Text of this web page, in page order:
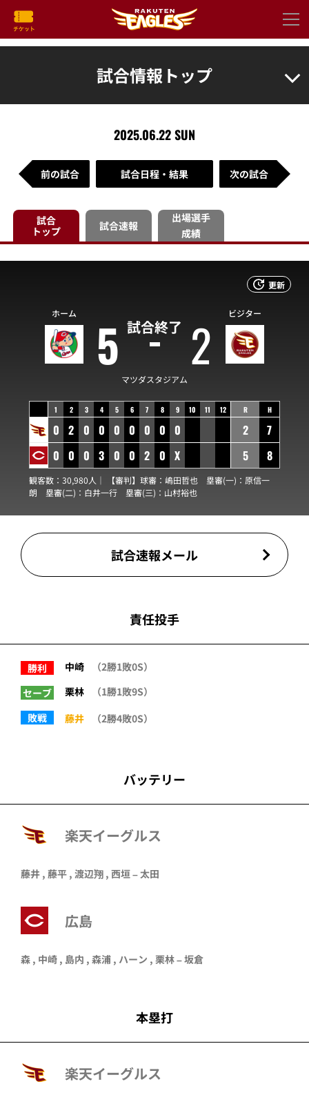
試合情報トップ
2025.06.22 SUN
前の試合 試合日程・結果 次の試合
試合
トップ
試合速報
出場選手
成績
更新
試合終了
ホーム 5 2 ビジター
マツダスタジアム
1 2 3 4 5 6 7 8 9 10 11 12
0 2 0 0 0 0 0 0 0
0 0 0 3 0 0 2 0 X
R H
2
7
5
8
観客数：30,980人｜ 【審判】球審： 嶋田哲也 塁審(一)： 原信一
朗 塁審(二)： 白井一行 塁審(三)： 山村裕也
試合速報メール
責任投手
勝利 中崎
（2勝1敗0S）
セーブ
栗林
（1勝1敗9S）
敗戦
藤井 （2勝4敗0S）
バッテリー
楽天イーグルス
藤井 , 藤平 , 渡辺翔 , 西垣–太田
広島
森 , 中崎 , 島内 , 森浦 , ハーン , 栗林 – 坂倉
本塁打
楽天イーグルス